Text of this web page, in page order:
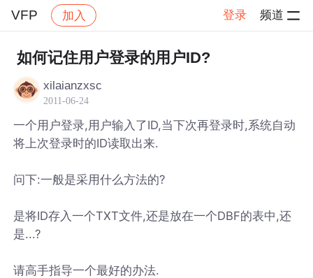
VFP 加入 登录 频道
社区 VFP 帖子详情
如何记住用户登录的用户ID?
xilaianzxsc
2011-06-24
一个用户登录,用户输入了ID,当下次再登录时,系统自动
将上次登录时的ID读取出来.
问下:一般是采用什么方法的?
是将ID存入一个TXT文件,还是放在一个DBF的表中,还
是...?
请高手指导一个最好的办法.